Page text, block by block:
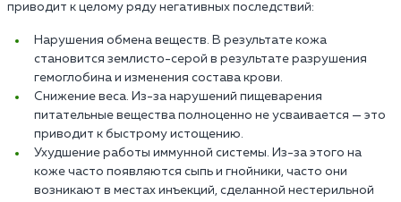
приводит к целому ряду негативных последствий:
Нарушения обмена веществ. В результате кожа
становится землисто-серой в результате разрушения
гемоглобина и изменения состава крови.
Снижение веса. Из-за нарушений пищеварения
питательные вещества полноценно не усваивается — это
приводит к быстрому истощению.
Ухудшение работы иммунной системы. Из-за этого на
коже часто появляются сыпь и гнойники, часто они
возникают в местах инъекций, сделанной нестерильной